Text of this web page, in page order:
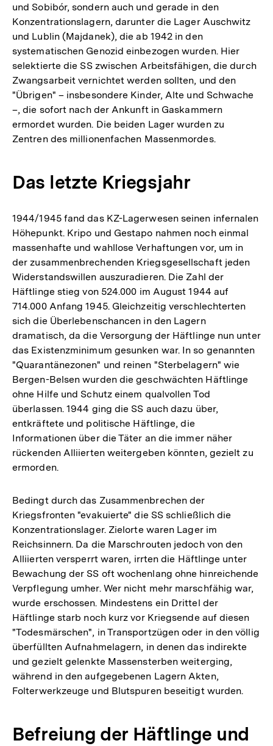
und Sobibór, sondern auch und gerade in den
Konzentrationslagern, darunter die Lager Auschwitz
und Lublin (Majdanek), die ab 1942 in den
systematischen Genozid einbezogen wurden. Hier
selektierte die SS zwischen Arbeitsfähigen, die durch
Zwangsarbeit vernichtet werden sollten, und den
"Übrigen" – insbesondere Kinder, Alte und Schwache
–, die sofort nach der Ankunft in Gaskammern
ermordet wurden. Die beiden Lager wurden zu
Zentren des millionenfachen Massenmordes.
Das letzte Kriegsjahr
1944/1945 fand das KZ-Lagerwesen seinen infernalen
Höhepunkt. Kripo und Gestapo nahmen noch einmal
massenhafte und wahllose Verhaftungen vor, um in
der zusammenbrechenden Kriegsgesellschaft jeden
Widerstandswillen auszuradieren. Die Zahl der
Häftlinge stieg von 524.000 im August 1944 auf
714.000 Anfang 1945. Gleichzeitig verschlechterten
sich die Überlebenschancen in den Lagern
dramatisch, da die Versorgung der Häftlinge nun unter
das Existenzminimum gesunken war. In so genannten
"Quarantänezonen" und reinen "Sterbelagern" wie
Bergen-Belsen wurden die geschwächten Häftlinge
ohne Hilfe und Schutz einem qualvollen Tod
überlassen. 1944 ging die SS auch dazu über,
entkräftete und politische Häftlinge, die
Informationen über die Täter an die immer näher
rückenden Alliierten weitergeben könnten, gezielt zu
ermorden.
Bedingt durch das Zusammenbrechen der
Kriegsfronten "evakuierte" die SS schließlich die
Konzentrationslager. Zielorte waren Lager im
Reichsinnern. Da die Marschrouten jedoch von den
Alliierten versperrt waren, irrten die Häftlinge unter
Bewachung der SS oft wochenlang ohne hinreichende
Verpflegung umher. Wer nicht mehr marschfähig war,
wurde erschossen. Mindestens ein Drittel der
Häftlinge starb noch kurz vor Kriegsende auf diesen
"Todesmärschen", in Transportzügen oder in den völlig
überfüllten Aufnahmelagern, in denen das indirekte
und gezielt gelenkte Massensterben weiterging,
während in den aufgegebenen Lagern Akten,
Folterwerkzeuge und Blutspuren beseitigt wurden.
Befreiung der Häftlinge und